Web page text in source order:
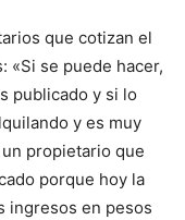
que cotizan el
«Si se puede hacer,
publicado y si lo
y es muy
propietario que
porque hoy la
ingresos en pesos